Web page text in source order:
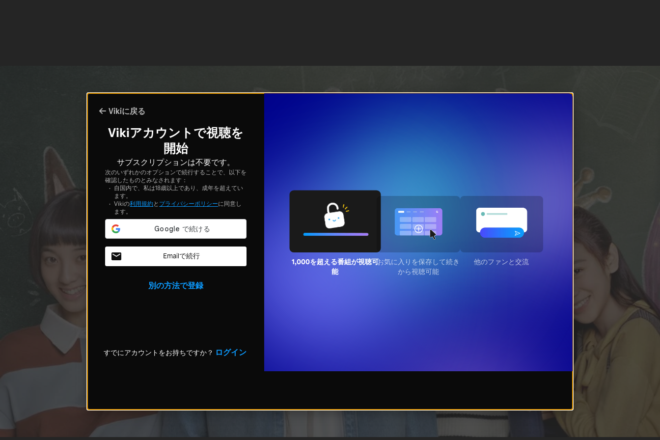
Vikiに戻る
Vikiアカウントで視聴を
開始
サブスクリプションは不要です。
次のいずれかのオプションで続行することで、以下を
確認したものとみなされます：
自国内で、私は18歳以上であり、成年を超えてい
ます。
Vikiの利用規約と プライバシーポリシーに同意し
ます。
Emailで続行
別の方法で登録
すでにアカウントをお持ちですか？ ログイン
1,000を超える番組が視聴
可能
お気に入りを保存して続き
から視聴可能
他のファンと交流